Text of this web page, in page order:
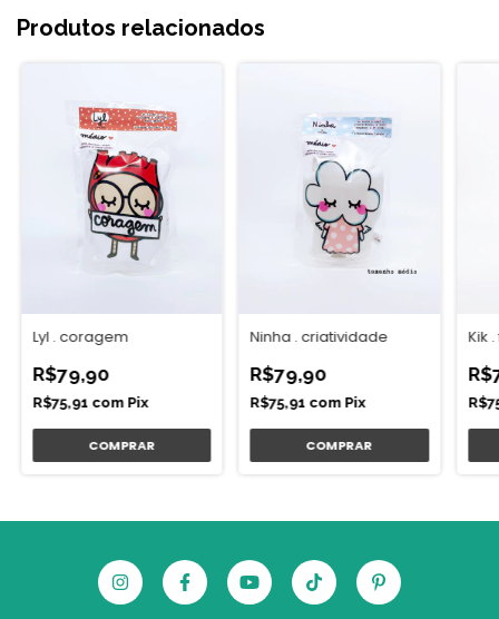
Produtos relacionados
Lyl . coragem
R$79,90
R$75,91 com Pix
Ninha . criatividade
R$79,90
R$75,91 com Pix
Kik